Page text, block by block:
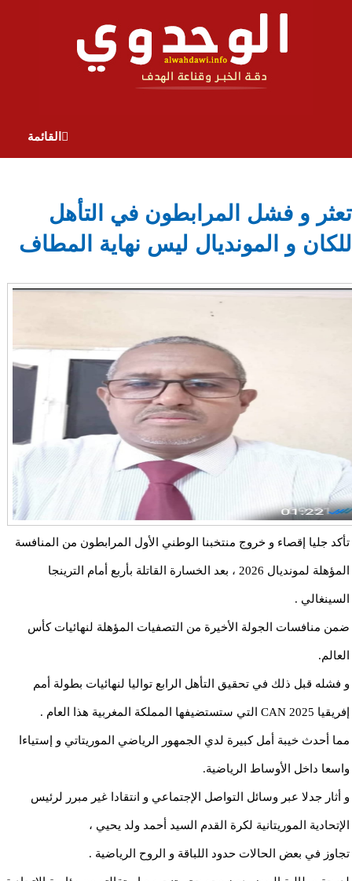
القائمة
تعثر و فشل المرابطون في التأهل
للكان و المونديال ليس نهاية المطاف
تأكد جليا إقصاء و خروج منتخبنا الوطني الأول المرابطون من المنافسة
المؤهلة لمونديال 2026 ، بعد الخسارة القاتلة بأربع أمام الترينجا
السينغالي .
ضمن منافسات الجولة الأخيرة من التصفيات المؤهلة لنهائيات كأس
العالم.
و فشله قبل ذلك في تحقيق التأهل الرابع تواليا لنهائيات بطولة أمم
إفريقيا CAN 2025 التي ستستضيفها المملكة المغربية هذا العام .
مما أحدث خيبة أمل كبيرة لدي الجمهور الرياضي الموريتاتي و إستياءا
واسعا داخل الأوساط الرياضية.
و أثار جدلا عبر وسائل التواصل الإجتماعي و انتقادا غير مبرر لرئيس
الإتحادية الموريتانية لكرة القدم السيد أحمد ولد يحيي ،
تجاوز في بعض الحالات حدود اللباقة و الروح الرياضية .